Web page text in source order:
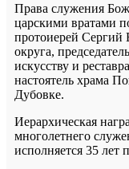
Права служения
царскими вратами
протоиерей Сергий
округа,
искусству и
настоятель храма
Дубовке.
Иерархическая
многолетнего
исполняется 35 лет